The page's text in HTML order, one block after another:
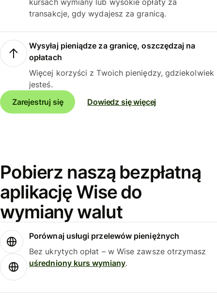
kursach wymiany lub wysokie opłaty za
transakcje, gdy wydajesz za granicą.
Wysyłaj pieniądze za granicę, oszczędzaj na
opłatach
Więcej korzyści z Twoich pieniędzy, gdziekolwiek
jesteś.
Zarejestruj się
Dowiedz się więcej
Pobierz naszą bezpłatną
aplikację Wise do
wymiany walut
Porównaj usługi przelewów pieniężnych
Bez ukrytych opłat – w Wise zawsze otrzymasz
uśredniony kurs wymiany.